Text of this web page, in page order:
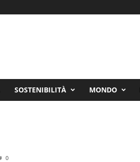
SOSTENIBILITÀ MONDO
0